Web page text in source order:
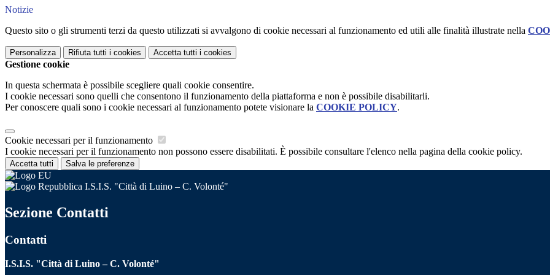
Notizie
Questo sito o gli strumenti terzi da questo utilizzati si avvalgono di cookie necessari al funzionamento ed utili alle finalità illustrate nella
Personalizza Rifiuta tutti i cookies Accetta tutti i cookies
Gestione cookie
In questa schermata è possibile scegliere quali cookie consentire.
I cookie necessari sono quelli che consentono il funzionamento della piattaforma e non è possibile disabilitarli.
Per conoscere quali sono i cookie necessari al funzionamento potete visionare la COOKIE POLICY.
Cookie necessari per il funzionamento
I cookie necessari per il funzionamento non possono essere disabilitati. È possibile consultare l'elenco nella pagina della cookie policy.
Accetta tutti Salva le preferenze
I.S.I.S. "Città di Luino – C. Volonté"
Sezione Contatti
Contatti
I.S.I.S. "Città di Luino – C. Volonté"